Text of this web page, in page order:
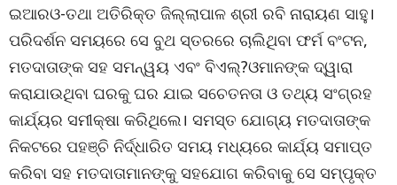
ଇଆରଓ-ତଥା ଅତିରିକ୍ତ ଜିଲ୍ଲାପାଳ ଶ୍ରୀ ରବି ନାରାୟଣ ସାହୁ।
ପରିଦର୍ଶନ ସମୟରେ ସେ ବୁଥ ସ୍ତରରେ ଚାଲିଥିବା ଫର୍ମ ବଂଟନ,
ମତଦାତାଙ୍କ ସହ ସମନ୍ୱୟ ଏବଂ ବିଏଲ୍‌?ଓମାନଙ୍କ ଦ୍ୱାରା
କରାଯାଉଥିବା ଘରକୁ ଘର ଯାଇ ସଚେତନତା ଓ ତଥ୍ୟ ସଂଗ୍ରହ
କାର୍ଯ୍ୟର ସମୀକ୍ଷା କରିଥିଲେ। ସମସ୍ତ ଯୋଗ୍ୟ ମତଦାତାଙ୍କ
ନିକଟରେ ପହଞ୍ଚି ନିର୍ଦ୍ଧାରିତ ସମୟ ମଧ୍ୟରେ କାର୍ଯ୍ୟ ସମାପ୍ତ
କରିବା ସହ ମତଦାତାମାନଙ୍କୁ ସହଯୋଗ କରିବାକୁ ସେ ସମ୍ପୃକ୍ତ